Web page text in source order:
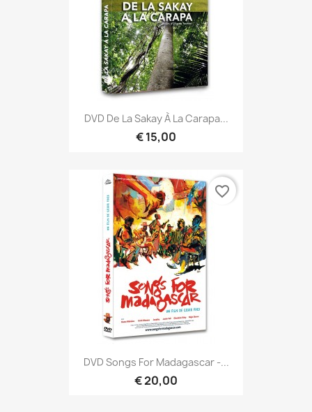
DVD De La Sakay À La Carapa...
€ 15,00
DVD Songs For Madagascar -...
€ 20,00
favorite_border